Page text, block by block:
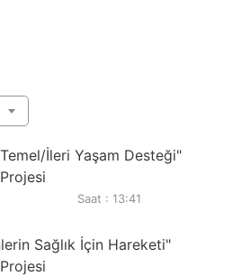
İleri Yaşam Desteği"
Saat : 13:41
Sağlık İçin Hareketi"